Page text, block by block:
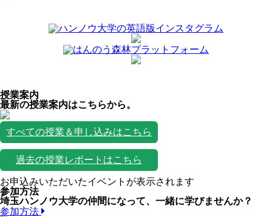
授業案内
最新の授業案内はこちらから。
すべての授業＆申し込みはこちら
過去の授業レポートはこちら
お申込みいただいたイベントが表示されます
参加方法
埼玉ハンノウ大学の仲間になって、一緒に学びませんか？
参加方法